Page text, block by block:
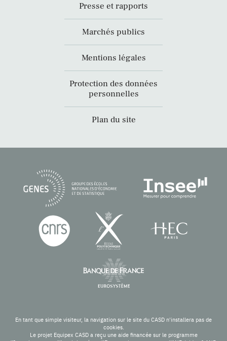
Presse et rapports
Marchés publics
Mentions légales
Protection des données
personnelles
Plan du site
En tant que simple visiteur, la navigation sur le site du CASD n'installera pas de
cookies.
Le projet Equipex CASD a reçu une aide financée sur le programme